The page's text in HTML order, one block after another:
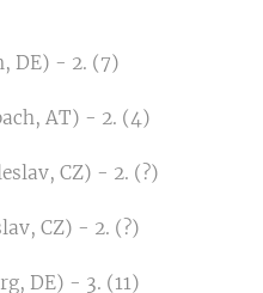
DE) - 2. (7)
AT) - 2. (4)
CZ) - 2. (?)
CZ) - 2. (?)
DE) - 3. (11)